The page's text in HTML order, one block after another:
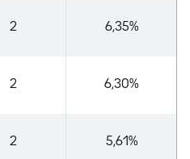
2 6,35%
2 6,30%
2 5,61%